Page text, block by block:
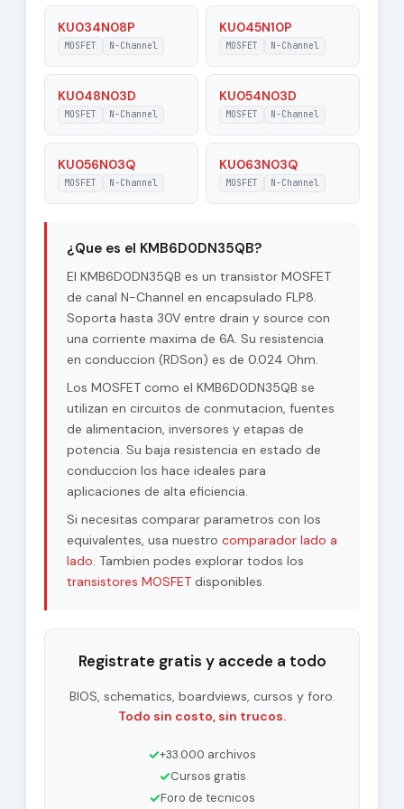
KU034N08P
MOSFET N-Channel
KU045N10P
MOSFET N-Channel
KU048N03D
MOSFET N-Channel
KU054N03D
MOSFET N-Channel
KU056N03Q
MOSFET N-Channel
KU063N03Q
MOSFET N-Channel
¿Que es el KMB6D0DN35QB?
El KMB6D0DN35QB es un transistor MOSFET
de canal N-Channel en encapsulado FLP8.
Soporta hasta 30V entre drain y source con
una corriente maxima de 6A. Su resistencia
en conduccion (RDSon) es de 0.024 Ohm.
Los MOSFET como el KMB6D0DN35QB se
utilizan en circuitos de conmutacion, fuentes
de alimentacion, inversores y etapas de
potencia. Su baja resistencia en estado de
conduccion los hace ideales para
aplicaciones de alta eficiencia.
Si necesitas comparar parametros con los
equivalentes, usa nuestro comparador lado a
lado. Tambien podes explorar todos los
transistores MOSFETdisponibles.
Registrate gratis y accede a todo
BIOS, schematics, boardviews, cursos y foro.
Todo sin costo, sin trucos.
✓+33.000 archivos
✓Cursos gratis
✓Foro de tecnicos